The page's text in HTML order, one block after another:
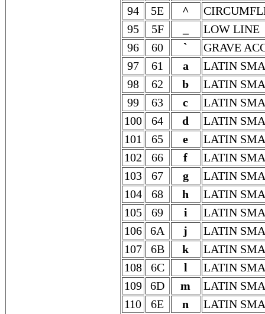
94
5E ^
95
5F
LOW LINE
96
60 `
GRAVE
97
61 a
LATIN
98
62 b
LATIN
99
63 c
LATIN
100
64 d
LATIN
101
65 e
LATIN
102
66 f
LATIN
103
67 g
LATIN
104
68 h
LATIN
105
69 i
LATIN
106
6A j
LATIN
107
6B k
LATIN
108
6C l
LATIN
109
6D m
LATIN
110
6E n LATIN